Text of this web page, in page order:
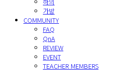
가방
COMMUNITY
FAQ
QnA
REVIEW
EVENT
TEACHER MEMBERS